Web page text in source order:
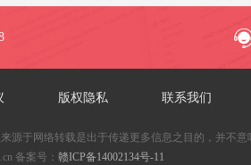
版权隐私 联系我们
源于网络转载是出于传递更多信息之目的，并不
备案号： 赣ICP备14002134号-11